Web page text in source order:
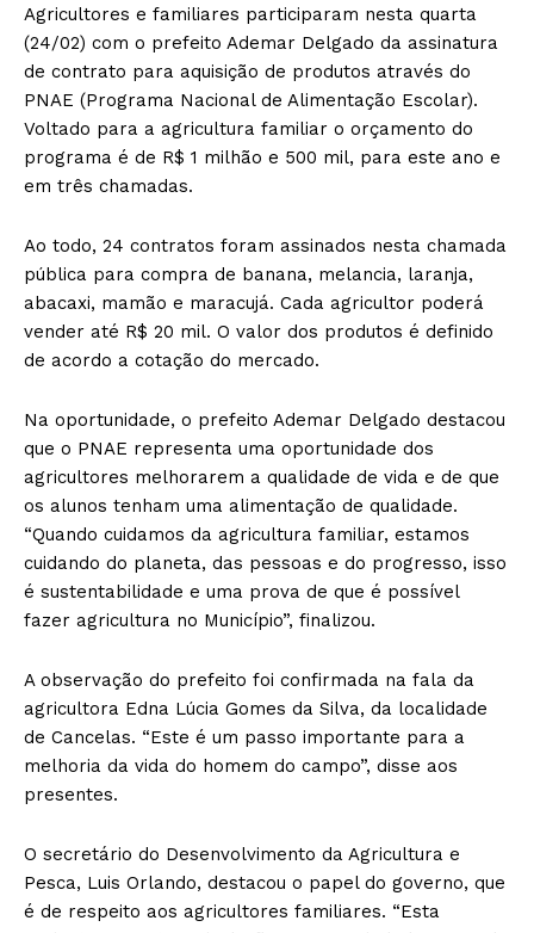
Agricultores e familiares participaram nesta quarta
(24/02) com o prefeito Ademar Delgado da assinatura
de contrato para aquisição de produtos através do
PNAE (Programa Nacional de Alimentação Escolar).
Voltado para a agricultura familiar o orçamento do
programa é de R$ 1 milhão e 500 mil, para este ano e
em três chamadas.
Ao todo, 24 contratos foram assinados nesta chamada
pública para compra de banana, melancia, laranja,
abacaxi, mamão e maracujá. Cada agricultor poderá
vender até R$ 20 mil. O valor dos produtos é definido
de acordo a cotação do mercado.
Na oportunidade, o prefeito Ademar Delgado destacou
que o PNAE representa uma oportunidade dos
agricultores melhorarem a qualidade de vida e de que
os alunos tenham uma alimentação de qualidade.
“Quando cuidamos da agricultura familiar, estamos
cuidando do planeta, das pessoas e do progresso, isso
é sustentabilidade e uma prova de que é possível
fazer agricultura no Município”, finalizou.
A observação do prefeito foi confirmada na fala da
agricultora Edna Lúcia Gomes da Silva, da localidade
de Cancelas. “Este é um passo importante para a
melhoria da vida do homem do campo”, disse aos
presentes.
O secretário do Desenvolvimento da Agricultura e
Pesca, Luis Orlando, destacou o papel do governo, que
é de respeito aos agricultores familiares. “Esta